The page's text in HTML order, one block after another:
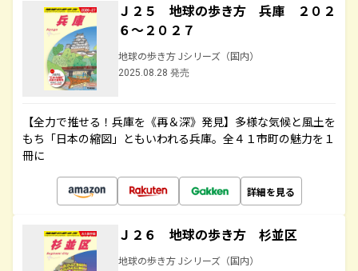
Ｊ２５ 地球の歩き方 兵庫 ２０２
６～２０２７
地球の歩き方 Jシリーズ（国内）
2025.08.28 発売
【全力で推せる！兵庫を《再＆深》発見】多様な気候と風土を
もち「日本の縮図」ともいわれる兵庫。全４１市町の魅力を１
冊に
詳細を見る
Ｊ２６ 地球の歩き方 杉並区
地球の歩き方 Jシリーズ（国内）